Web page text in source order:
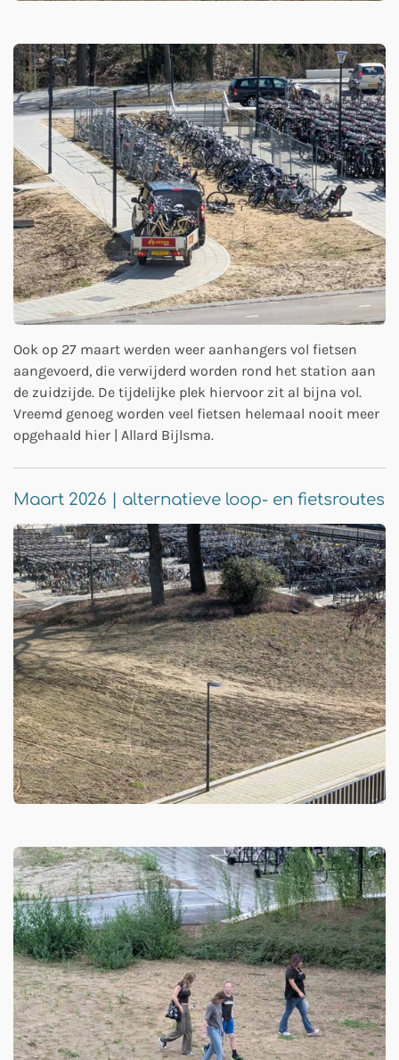
Ook op 27 maart werden weer aanhangers vol fietsen
aangevoerd, die verwijderd worden rond het station aan
de zuidzijde. De tijdelijke plek hiervoor zit al bijna vol.
Vreemd genoeg worden veel fietsen helemaal nooit meer
opgehaald hier | Allard Bijlsma.
Maart 2026 | alternatieve loop- en fietsroutes